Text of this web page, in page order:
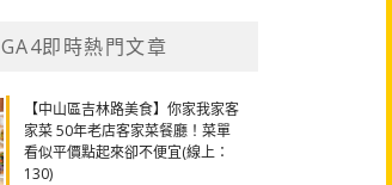
GA4即時熱門文章
【中山區吉林路美食】你家我家客
家菜 50年老店客家菜餐廳！菜單
看似平價點起來卻不便宜(線上：
130)